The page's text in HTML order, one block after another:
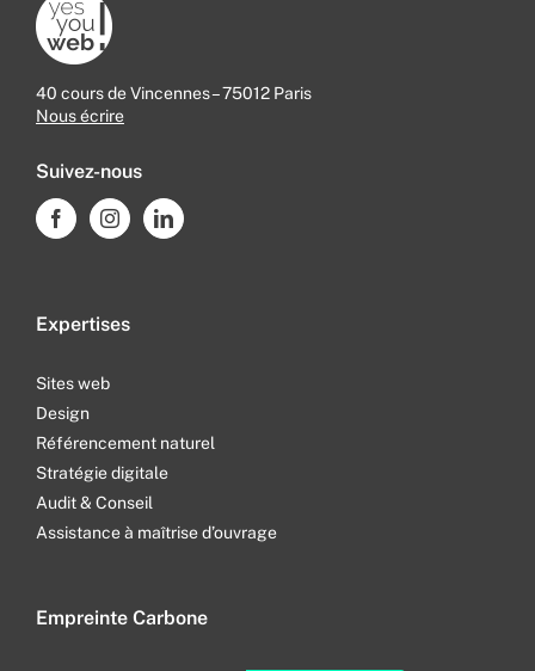
40 cours de Vincennes – 75012 Paris
Nous écrire
Suivez-nous
Expertises
Sites web
Design
Référencement naturel
Stratégie digitale
Audit & Conseil
Assistance à maîtrise d’ouvrage
Empreinte Carbone